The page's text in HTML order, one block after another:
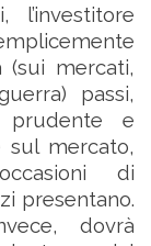
mercati,
passi,
prudente e
mercato,
di
presentano.
dovrà